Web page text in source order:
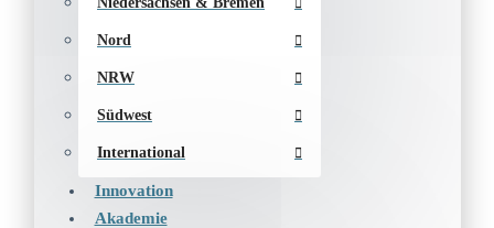
Nord
NRW
Südwest
International
Innovation
Akademie